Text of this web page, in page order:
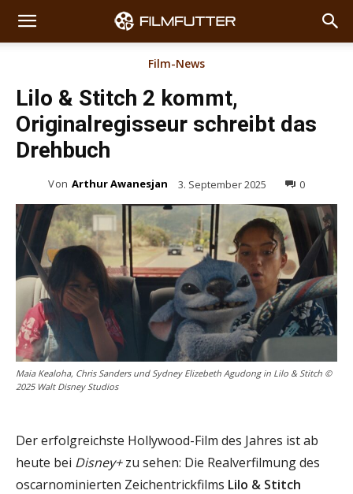
Film-News
Lilo & Stitch 2 kommt,
Originalregisseur schreibt das
Drehbuch
Von Arthur Awanesjan 3. September 2025 0
Maia Kealoha, Chris Sanders und Sydney Elizebeth Agudong in Lilo & Stitch ©
2025 Walt Disney Studios
Der erfolgreichste Hollywood-Film des Jahres ist ab
heute bei Disney+zu sehen: Die Realverfilmung des
oscarnominierten Zeichentrickfilms Lilo & Stitch